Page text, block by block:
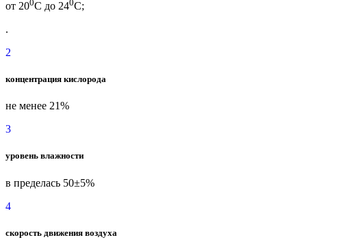
от 200С до 240С;
.
2
концентрация кислорода
не менее 21%
3
уровень влажности
в пределась 50±5%
4
скорость движения воздуха